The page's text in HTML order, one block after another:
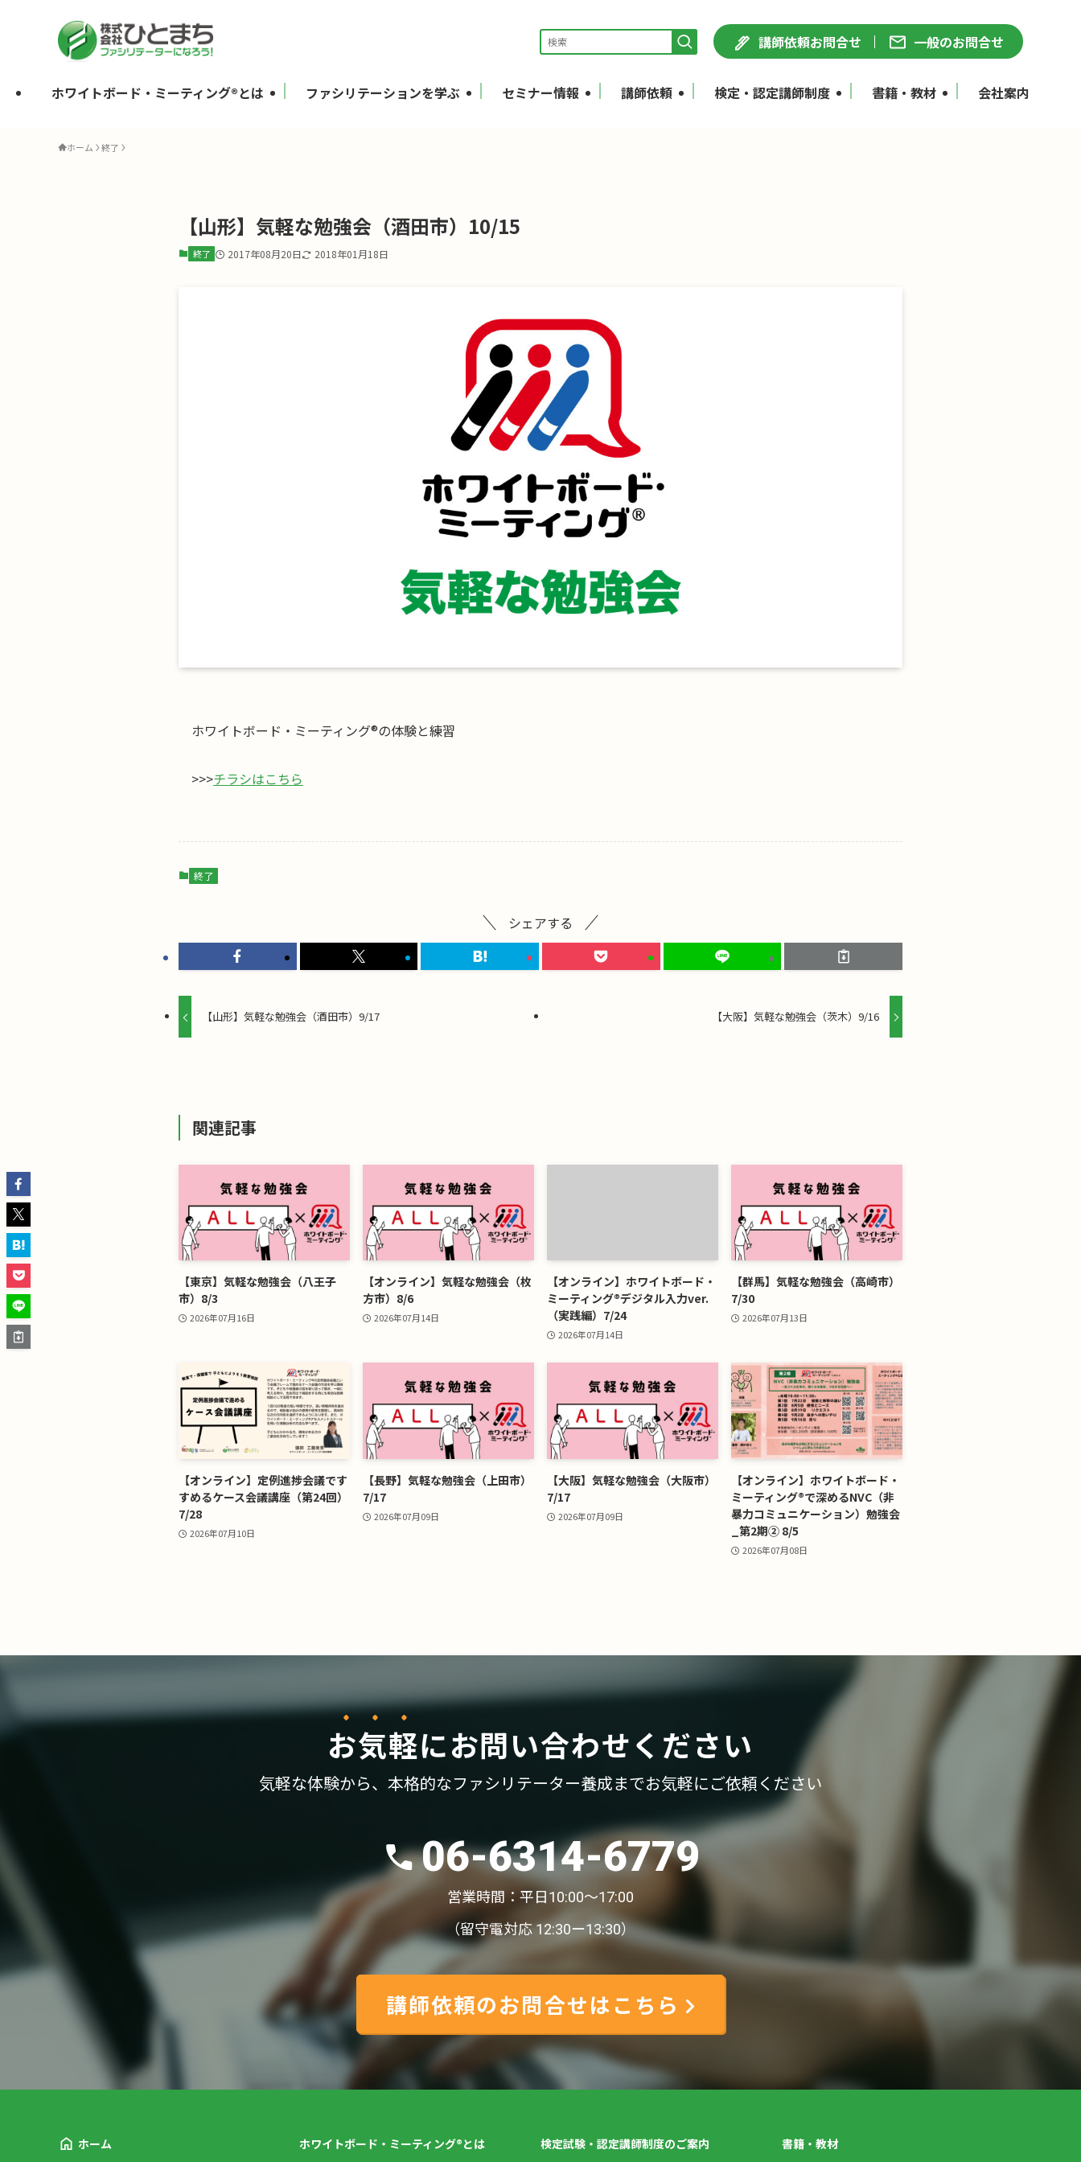
講師依頼お問合せ 一般のお問合せ
ホワイトボード・ミーティング®とは ファシリテーションを学ぶ セミナー情報 講師依頼 検定・認定講師制度 書籍・教材 会社案内
ホーム 終了
【山形】気軽な勉強会（酒田市）10/15
終了 2017年08月20日 2018年01月18日
ホワイトボード・ミーティング®の体験と練習
>>>チラシはこちら
終了
シェアする
【山形】気軽な勉強会（酒田市）9/17 【大阪】気軽な勉強会（茨木）9/16
関連記事
【東京】気軽な勉強会（八王子
市）8/3
2026年07月16日
【オンライン】気軽な勉強会（枚
方市）8/6
2026年07月14日
【オンライン】ホワイトボード・
ミーティング®デジタル入力ver.
（実践編）7/24
2026年07月14日
【群馬】気軽な勉強会（高崎市）
7/30
2026年07月13日
【オンライン】定例進捗会議です
すめるケース会議講座（第24回）
7/28
2026年07月10日
【長野】気軽な勉強会（上田市）
7/17
2026年07月09日
【大阪】気軽な勉強会（大阪市）
7/17
2026年07月09日
【オンライン】ホワイトボード・
ミーティング®で深めるNVC（非
暴力コミュニケーション）勉強会
_第2期② 8/5
2026年07月08日
お気軽にお問い合わせください
気軽な体験から、 本格的なファシリテーター養成までお気軽にご依頼ください
06-6314-6779
営業時間：平日10:00〜17:00
（留守電対応 12:30ー13:30）
講師依頼のお問合せはこちら
ホーム
ホワイトボード・ミーティング®とは
検定試験・認定講師制度のご案内
書籍・教材